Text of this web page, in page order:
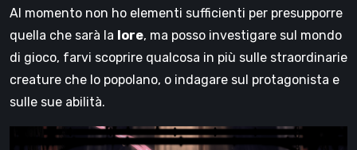
Al momento non ho elementi sufficienti per presupporre
quella che sarà la lore, ma posso investigare sul mondo
di gioco, farvi scoprire qualcosa in più sulle straordinarie
creature che lo popolano, o indagare sul protagonista e
sulle sue abilità.